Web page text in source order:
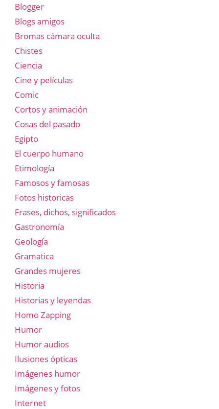
Blogger
Blogs amigos
Bromas cámara oculta
Chistes
Ciencia
Cine y películas
Comic
Cortos y animación
Cosas del pasado
Egipto
El cuerpo humano
Etimología
Famosos y famosas
Fotos historicas
Frases, dichos, significados
Gastronomía
Geología
Gramatica
Grandes mujeres
Historia
Historias y leyendas
Homo Zapping
Humor
Humor audios
Ilusiones ópticas
Imágenes humor
Imágenes y fotos
Internet